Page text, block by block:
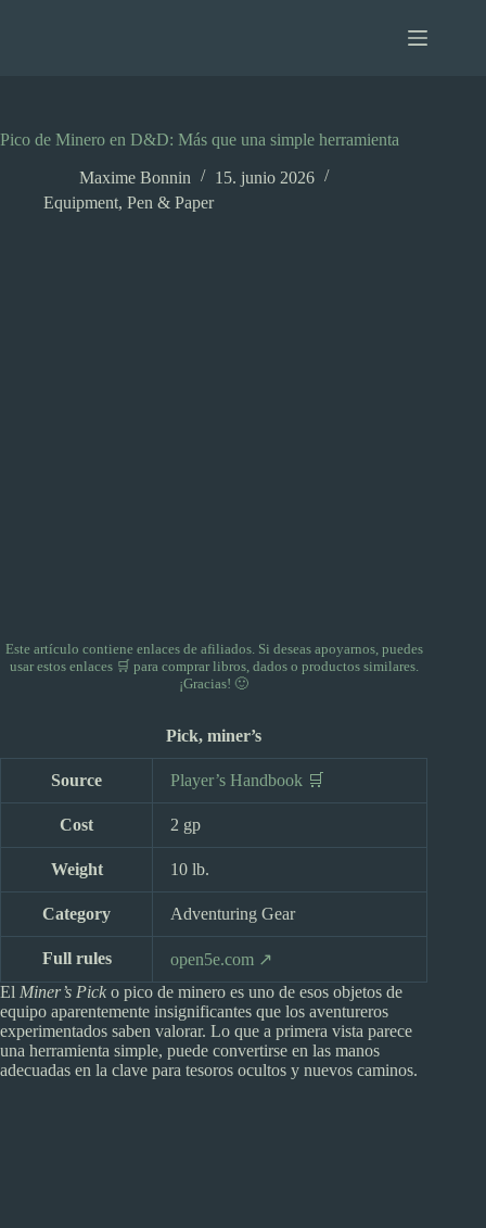
Pico de Minero en D&D: Más que una simple herramienta
Maxime Bonnin
15. junio 2026
Equipment, Pen & Paper
Este artículo contiene enlaces de afiliados. Si deseas apoyarnos, puedes
usarestos enlaces 🛒 para comprar libros, dados o productos similares.
¡Gracias! 🙂
Pick, miner’s
Source Player’s Handbook 🛒
Cost 2 gp
Weight 10 lb.
Category Adventuring Gear
Full rules
open5e.com ↗
El Miner’s Pick o pico de minero es uno de esos objetos de
equipo aparentemente insignificantes que los aventureros
experimentados saben valorar. Lo que a primera vista parece
una herramienta simple, puede convertirse en las manos
adecuadas en la clave para tesoros ocultos y nuevos caminos.